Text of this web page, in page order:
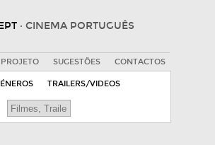
· CINEMA PORTUGUÊS
SUGESTÕES CONTACTOS
TRAILERS/VIDEOS